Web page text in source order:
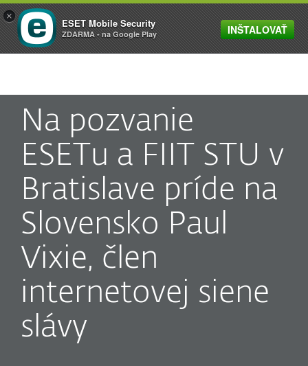
MENU
Na pozvanie
ESETu a FIIT STU v
Bratislave príde na
Slovensko Paul
Vixie, člen
internetovej siene
slávy
×
ESET Mobile Security
ZDARMA - na Google Play INŠTALOVAŤ